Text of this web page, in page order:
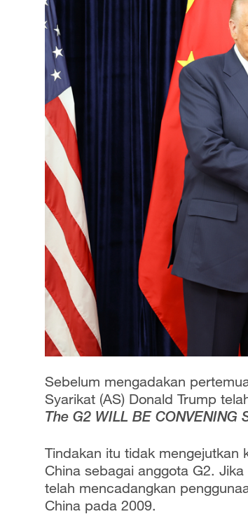
Sebelum mengadakan
Syarikat (AS) Donald Trump
The G2 WILL BE CONVENING
Tindakan itu tidak mengejutkan
China sebagai anggota G2.
telah mencadangkan
China pada 2009.